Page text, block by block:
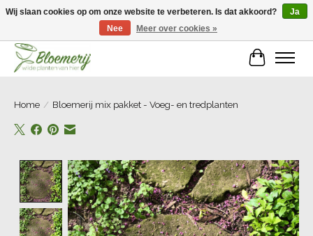
Home / Bloemerij mix pakket - Voeg- en tredplanten
Product image slideshow Items
Wij slaan cookies op om onze website te verbeteren. Is dat akkoord?
Ja
Nee
Meer over cookies »